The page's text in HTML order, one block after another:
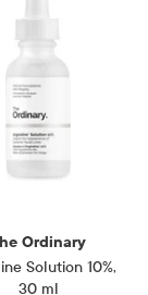
Ordinary
Solution 10%,
30 ml